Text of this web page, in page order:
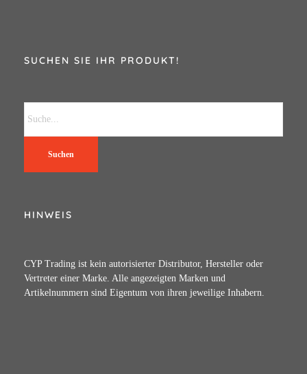
SUCHEN SIE IHR PRODUKT!
Suchen
HINWEIS
CYP Trading ist kein autorisierter Distributor, Hersteller oder
Vertreter einer Marke. Alle angezeigten Marken und
Artikelnummern sind Eigentum von ihren jeweilige Inhabern.